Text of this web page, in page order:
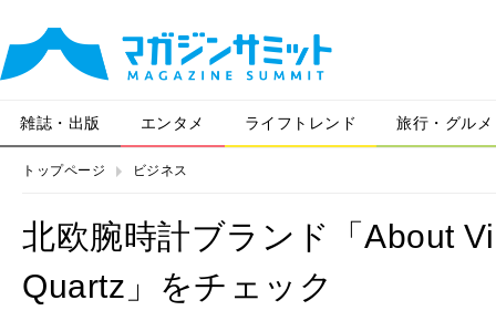
雑誌・出版 エンタメ ライフトレンド 旅行・グルメ
トップページ ビジネス
北欧腕時計ブランド「About
Quartz」をチェック